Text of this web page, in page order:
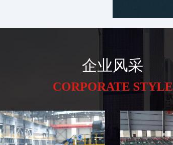
企业风采
CORPORATE STYLE